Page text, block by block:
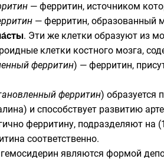
— ферритин, источником
— ферритин, образованный
. Эти же клетки образуют из
клетки костного мозга,
ферритин) — ферритин,
ферритин) образуется
и способствует развитию
ферритину, подразделяют на
соответственно.
являются формой